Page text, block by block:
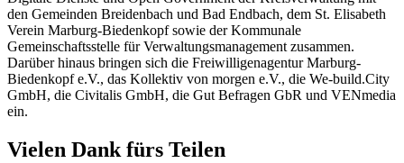
den Gemeinden Breidenbach und Bad Endbach, dem St. Elisabeth
Verein Marburg-Biedenkopf sowie der Kommunale
Gemeinschaftsstelle für Verwaltungsmanagement zusammen.
Darüber hinaus bringen sich die Freiwilligenagentur Marburg-
Biedenkopf e.V., das Kollektiv von morgen e.V., die We-build.City
GmbH, die Civitalis GmbH, die Gut Befragen GbR und VENmedia
ein.
Vielen Dank fürs Teilen